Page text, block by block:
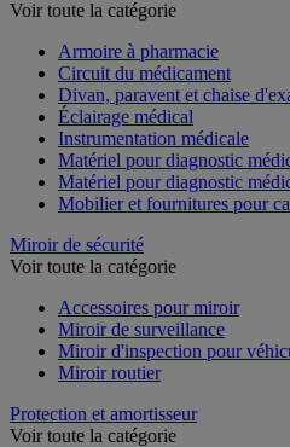
Voir toute la catégorie
Armoire à pharmacie
Circuit du médicament
Divan, paravent et chaise
Éclairage médical
Instrumentation médicale
Matériel pour diagnostic
Matériel pour diagnostic
Mobilier et fournitures pour
Miroir de sécurité
Voir toute la catégorie
Accessoires pour miroir
Miroir de surveillance
Miroir d'inspection pour
Miroir routier
Protection et amortisseur
Voir toute la catégorie